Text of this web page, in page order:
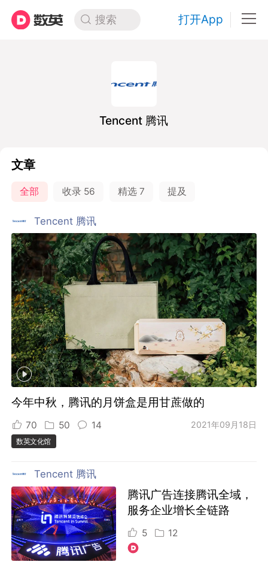
搜索 打开App
Tencent 腾讯
文章
全部 收录 56 精选 7 提及
Tencent 腾讯
今年中秋，腾讯的月饼盒是用甘蔗做的
70 50 14 2021年09月18日
数英文化馆
Tencent 腾讯
腾讯广告连接腾讯全域，
服务企业增长全链路
5 12